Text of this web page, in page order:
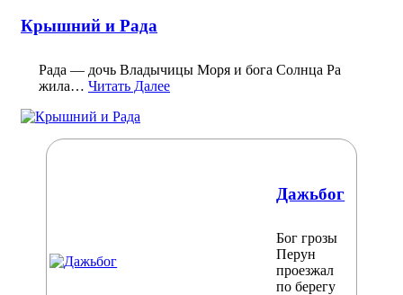
Крышний и Рада
Рада — дочь Владычицы Моря и бога Солнца Ра
жила… Читать Далее
Дажьбог
Бог грозы
Перун
проезжал
по берегу